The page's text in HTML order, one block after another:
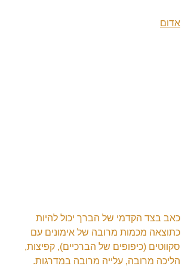
אדום
כאב בצד הקדמי של הברך יכול להיות
כתוצאה מכמות מרובה של אימונים עם
סקווטים (כיפופים של הברכיים), קפיצות,
הליכה מרובה, עלייה מרובה במדרגות.